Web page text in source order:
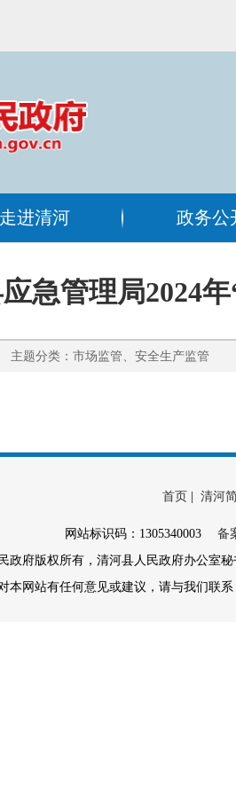
走进清河 政务公
急管理局2024
主题分类：市场监管、安全生产监
首页 清河
网站标识码：1305340003 备
政府版权所有，清河县人民政府办公室
本网站有任何意见或建议，请与我们联系